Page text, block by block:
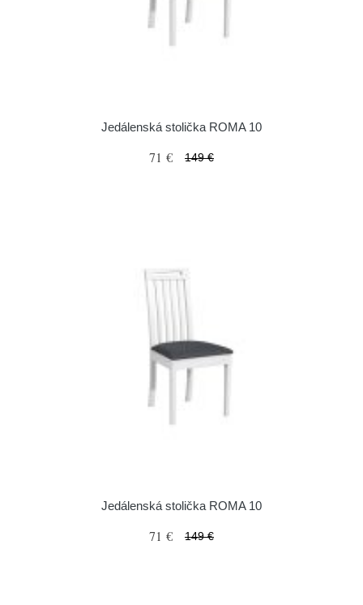
Jedálenská stolička ROMA 10
71 € 149 €
Jedálenská stolička ROMA 10
71 € 149 €